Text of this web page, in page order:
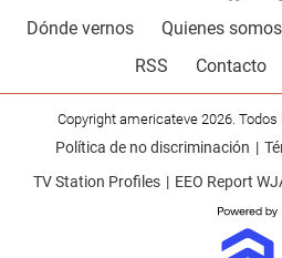
Dónde vernos Quienes somos
RSS
Contacto
Copyright americateve 2026. Todos
Política de no discriminación
TV Station Profiles
EEO Report